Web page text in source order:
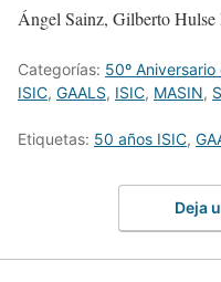
Ángel Sainz, Gilberto Hulse
Categorías: 50º Aniversario
ISIC, GAALS, ISIC, MASIN,
Etiquetas: 50 años ISIC,
Deja